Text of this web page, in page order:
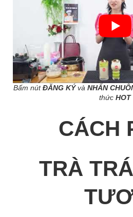
Bấm nútĐĂNG KÝvàNHẤN
thức HOT
CÁCH
TRÀ